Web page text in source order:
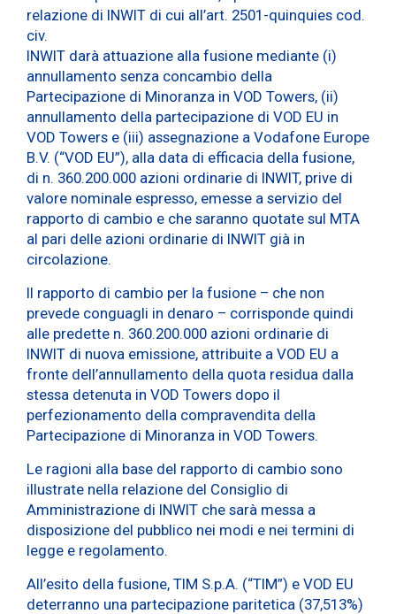
relazione di INWIT di cui all’art. 2501-quinquies cod.
civ.
INWIT darà attuazione alla fusione mediante (i)
annullamento senza concambio della
Partecipazione di Minoranza in VOD Towers, (ii)
annullamento della partecipazione di VOD EU in
VOD Towers e (iii) assegnazione a Vodafone Europe
B.V. (“VOD EU”), alla data di efficacia della fusione,
di n. 360.200.000 azioni ordinarie di INWIT, prive di
valore nominale espresso, emesse a servizio del
rapporto di cambio e che saranno quotate sul MTA
al pari delle azioni ordinarie di INWIT già in
circolazione.
Il rapporto di cambio per la fusione – che non
prevede conguagli in denaro – corrisponde quindi
alle predette n. 360.200.000 azioni ordinarie di
INWIT di nuova emissione, attribuite a VOD EU a
fronte dell’annullamento della quota residua dalla
stessa detenuta in VOD Towers dopo il
perfezionamento della compravendita della
Partecipazione di Minoranza in VOD Towers.
Le ragioni alla base del rapporto di cambio sono
illustrate nella relazione del Consiglio di
Amministrazione di INWIT che sarà messa a
disposizione del pubblico nei modi e nei termini di
legge e regolamento.
All’esito della fusione, TIM S.p.A. (“TIM”) e VOD EU
deterranno una partecipazione paritetica (37,513%)